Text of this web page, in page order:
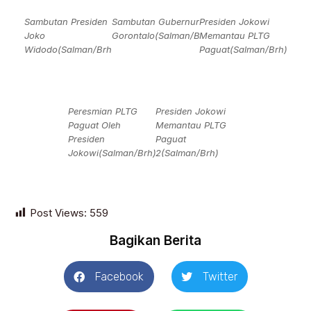
Sambutan Presiden
Joko
Widodo(Salman/Brh)
Sambutan Gubernur
Gorontalo(Salman/Brh)
Presiden Jokowi
Memantau PLTG
Paguat(Salman/Brh)
Peresmian PLTG
Paguat Oleh
Presiden
Jokowi(Salman/Brh)
Presiden Jokowi
Memantau PLTG
Paguat
2(Salman/Brh)
Post Views: 559
Bagikan Berita
Facebook Twitter